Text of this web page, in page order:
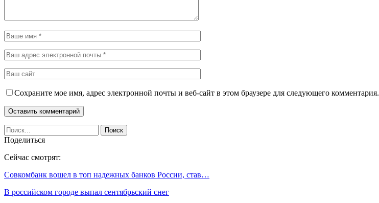
Сохраните мое имя, адрес электронной почты и веб-сайт в этом браузере для следующего комментария.
Поделиться
Сейчас смотрят:
Совкомбанк вошел в топ надежных банков России, став…
В российском городе выпал сентябрьский снег